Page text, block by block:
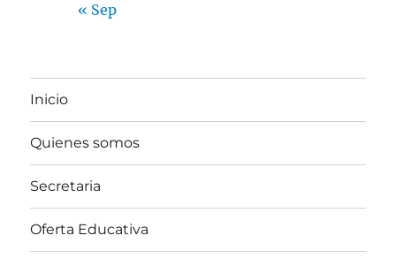
« Sep
Inicio
Quienes somos
Secretaria
Oferta Educativa